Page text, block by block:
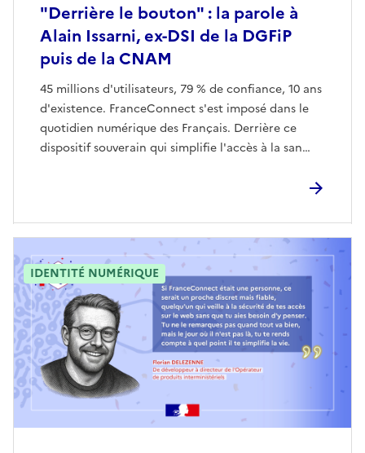
"Derrière le bouton" : la parole à
Alain Issarni, ex-DSI de la DGFiP
puis de la CNAM
45 millions d'utilisateurs, 79 % de confiance, 10 ans
d'existence. FranceConnect s'est imposé dans le
quotidien numérique des Français. Derrière ce
dispositif souverain qui simplifie l'accès à la san…
IDENTITÉ NUMÉRIQUE